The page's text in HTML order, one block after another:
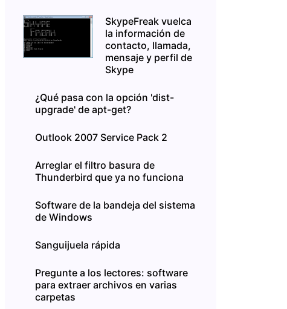
SkypeFreak vuelca
la información de
contacto, llamada,
mensaje y perfil de
Skype
¿Qué pasa con la opción 'dist-
upgrade' de apt-get?
Outlook 2007 Service Pack 2
Arreglar el filtro basura de
Thunderbird que ya no funciona
Software de la bandeja del sistema
de Windows
Sanguijuela rápida
Pregunte a los lectores: software
para extraer archivos en varias
carpetas